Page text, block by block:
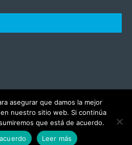
asegurar que damos la mejor
nuestro sitio web. Si continúa
que está de acuerdo.
Leer más